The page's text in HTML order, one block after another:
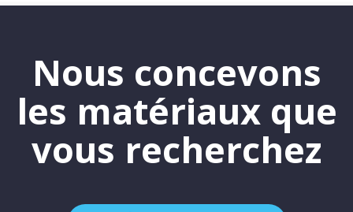
Nous concevons
les matériaux que
vous recherchez